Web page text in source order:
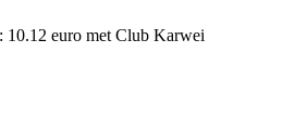
10.12 euro met Club Karwei